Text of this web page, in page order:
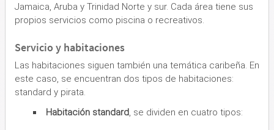
Jamaica, Aruba y Trinidad Norte y sur. Cada área tiene sus
propios servicios como piscina o recreativos.
Servicio y habitaciones
Las habitaciones siguen también una temática caribeña. En
este caso, se encuentran dos tipos de habitaciones:
standard y pirata.
Habitación standard, se dividen en cuatro tipos: